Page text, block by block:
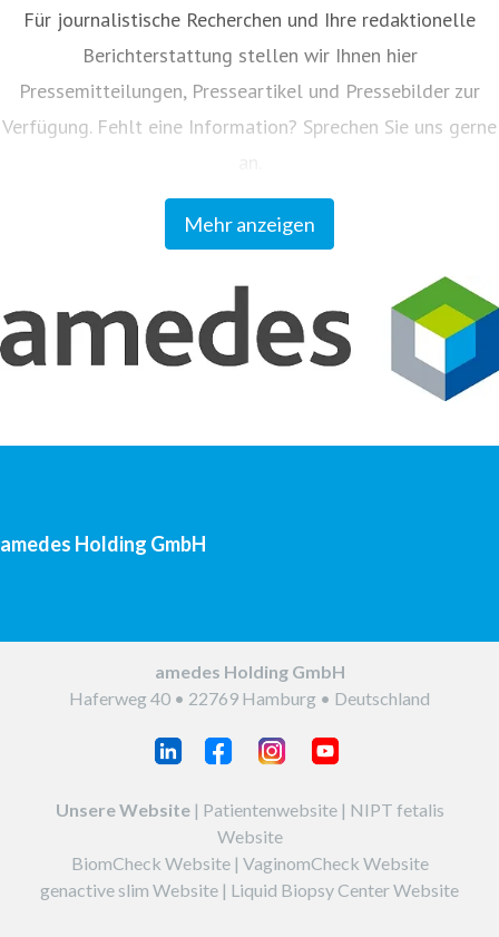
Mehr anzeigen
Für journalistische Recherchen und Ihre redaktionelle
Berichterstattung stellen wir Ihnen hier
Pressemitteilungen, Presseartikel und Pressebilder zur
Verfügung. Fehlt eine Information? Sprechen Sie uns gerne
Unser Kundenmagazin "amedes update" informiert
Einsender und Partner regelmäßig zu allen Neuigkeiten
aus dem Unternehmen. Sie können das Magazin auf
www.amedes-group.com abonnieren.
amedes Holding GmbH